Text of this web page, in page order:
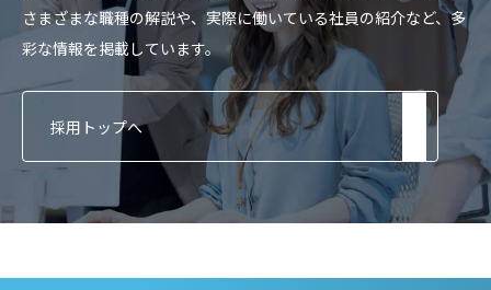
さまざまな職種の解説や、実際に働いている社員の紹介など、多
彩な情報を掲載しています。
採用トップへ